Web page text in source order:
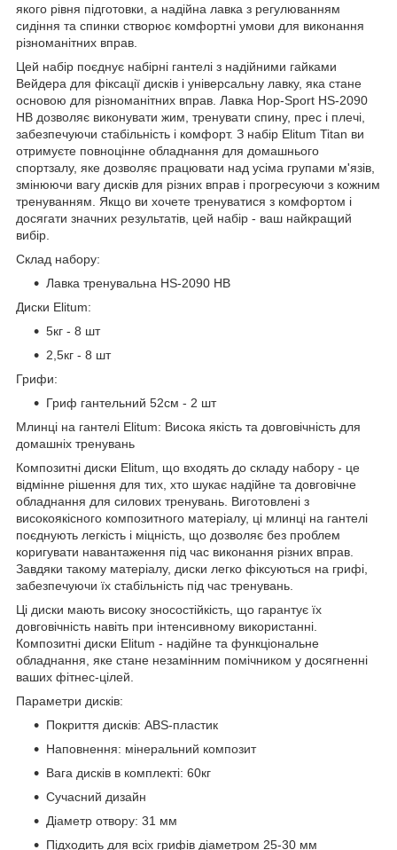
якого рівня підготовки, а надійна лавка з регулюванням
сидіння та спинки створює комфортні умови для виконання
різноманітних вправ.
Цей набір поєднує набірні гантелі з надійними гайками
Вейдера для фіксації дисків і універсальну лавку, яка стане
основою для різноманітних вправ. Лавка Hop-Sport HS-2090
HB дозволяє виконувати жим, тренувати спину, прес і плечі,
забезпечуючи стабільність і комфорт. З набір Elitum Titan ви
отримуєте повноцінне обладнання для домашнього
спортзалу, яке дозволяє працювати над усіма групами м'язів,
змінюючи вагу дисків для різних вправ і прогресуючи з кожним
тренуванням. Якщо ви хочете тренуватися з комфортом і
досягати значних результатів, цей набір - ваш найкращий
вибір.
Склад набору:
Лавка тренувальна HS-2090 НВ
Диски Elitum:
5кг - 8 шт
2,5кг - 8 шт
Грифи:
Гриф гантельний 52см - 2 шт
Млинці на гантелі Elitum: Висока якість та довговічність для
домашніх тренувань
Композитні диски Elitum, що входять до складу набору - це
відмінне рішення для тих, хто шукає надійне та довговічне
обладнання для силових тренувань. Виготовлені з
високоякісного композитного матеріалу, ці млинці на гантелі
поєднують легкість і міцність, що дозволяє без проблем
коригувати навантаження під час виконання різних вправ.
Завдяки такому матеріалу, диски легко фіксуються на грифі,
забезпечуючи їх стабільність під час тренувань.
Ці диски мають високу зносостійкість, що гарантує їх
довговічність навіть при інтенсивному використанні.
Композитні диски Elitum - надійне та функціональне
обладнання, яке стане незамінним помічником у досягненні
ваших фітнес-цілей.
Параметри дисків:
Покриття дисків: ABS-пластик
Наповнення: мінеральний композит
Вага дисків в комплекті: 60кг
Сучасний дизайн
Діаметр отвору: 31 мм
Підходить для всіх грифів діаметром 25-30 мм